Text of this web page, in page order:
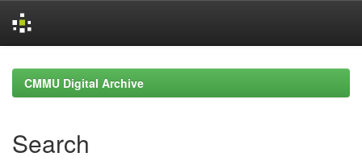
navigationCMMU Digital Archive
Search